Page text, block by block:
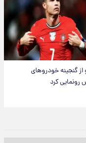
از گنجینه خودروهای
کرد